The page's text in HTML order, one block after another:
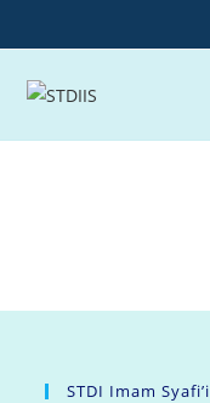
to
content
STDI Imam Syafi’i